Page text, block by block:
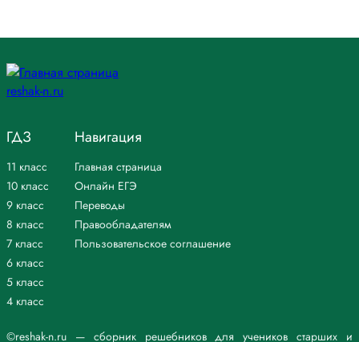
©reshak-n.ru — сборник решебников для учеников старших и
ГДЗ
11 класс
10 класс
9 класс
8 класс
7 класс
6 класс
5 класс
4 класс
Навигация
Главная страница
Онлайн ЕГЭ
Переводы
Правообладателям
Пользовательское соглашение